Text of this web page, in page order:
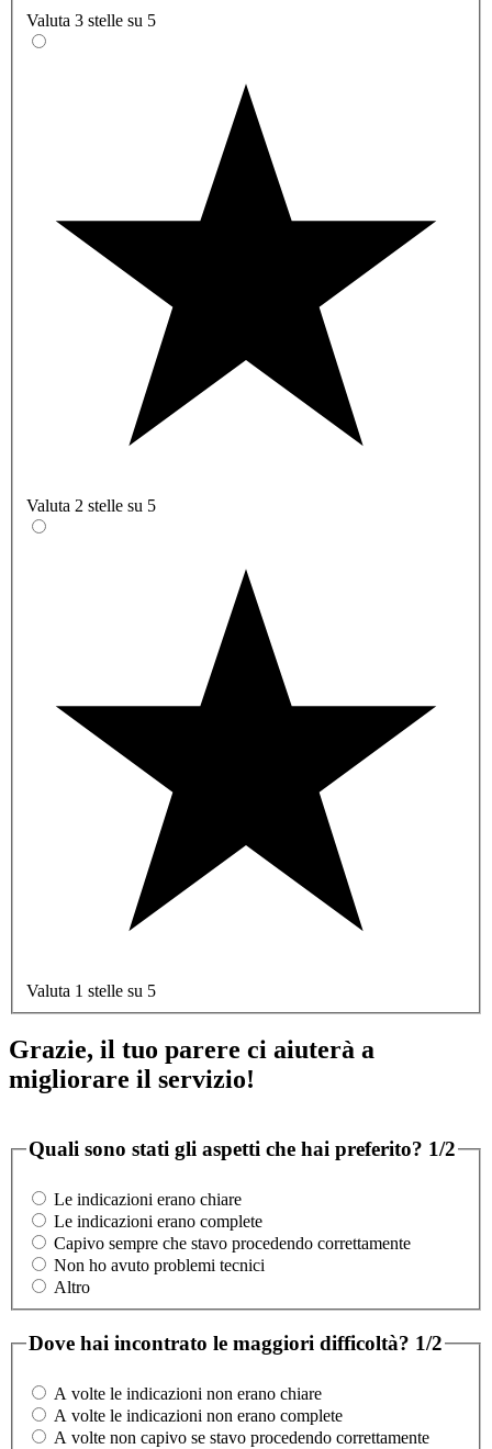
Valuta 3 stelle su 5
Valuta 2 stelle su 5
Valuta 1 stelle su 5
Grazie, il tuo parere ci aiuterà a
migliorare il servizio!
Quali sono stati gli aspetti che hai preferito? 1/2
Le indicazioni erano chiare
Le indicazioni erano complete
Capivo sempre che stavo procedendo correttamente
Non ho avuto problemi tecnici
Altro
Dove hai incontrato le maggiori difficoltà? 1/2
A volte le indicazioni non erano chiare
A volte le indicazioni non erano complete
A volte non capivo se stavo procedendo correttamente